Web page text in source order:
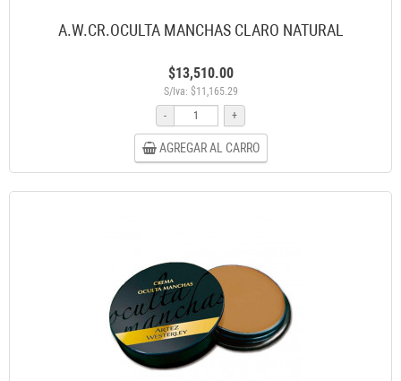
A.W.CR.OCULTA MANCHAS CLARO NATURAL
$13,510.00
S/Iva: $11,165.29
-
+
AGREGAR AL CARRO